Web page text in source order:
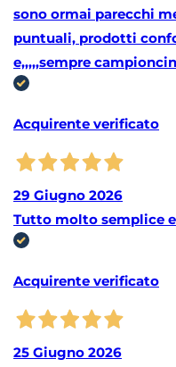
sono ormai parecchi
puntuali, prodotti
e,,,,,sempre
Acquirente verificato
29 Giugno 2026
Tutto molto semplice
Acquirente verificato
25 Giugno 2026